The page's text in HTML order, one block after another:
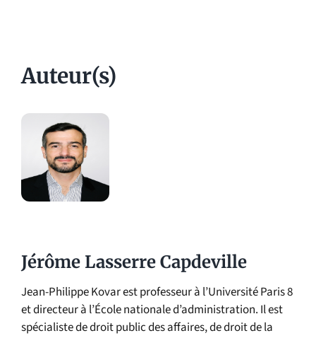
Auteur(s)
Jérôme Lasserre Capdeville
Jean-Philippe Kovar est professeur à l’Université Paris 8
et directeur à l’École nationale d’administration. Il est
spécialiste de droit public des affaires, de droit de la